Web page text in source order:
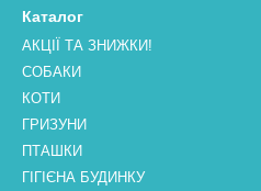
Каталог
АКЦІЇ ТА ЗНИЖКИ!
СОБАКИ
КОТИ
ГРИЗУНИ
ПТАШКИ
ГІГІЄНА БУДИНКУ